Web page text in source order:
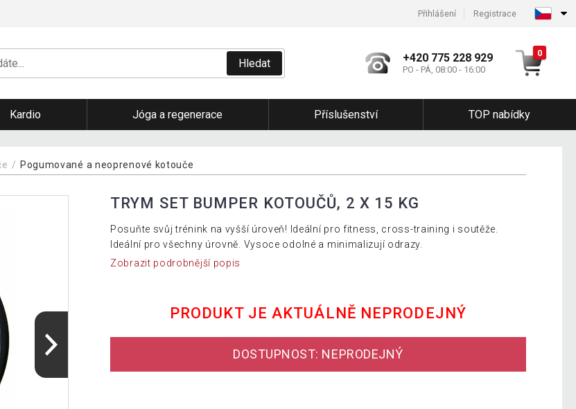
Přihlášení Registrace
Hledat +420 775 228 929
PO - PÁ, 08:00 - 16:00
0
Kardio Jóga a regenerace Příslušenství TOP nabídky
Pogumované a neoprenové kotouče
TRYM SET BUMPER KOTOUČŮ, 2 X 15 KG
Posuňte svůj trénink na vyšší úroveň! Ideální pro fitness, cross-training i soutěže.
Ideální pro všechny úrovně. Vysoce odolné a minimalizují odrazy.
Zobrazit podrobnější popis
PRODUKT JE AKTUÁLNĚ NEPRODEJNÝ
DOSTUPNOST: NEPRODEJNÝ